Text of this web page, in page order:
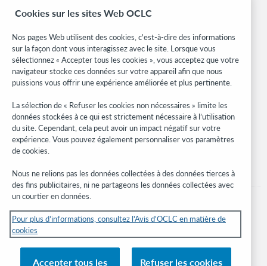
Formats bibliographiques
Research
WebJunction
Réseau des développeurs
Soyez informé
Recevez les dernières nouvelles sur les produits et services, des
études, des événements, et plus.
© 2026 OCLC
Cookies sur les sites Web OCLC
Nos pages Web utilisent des cookies, c'est-à-dire des informations
sur la façon dont vous interagissez avec le site. Lorsque vous
sélectionnez « Accepter tous les cookies », vous acceptez que votre
navigateur stocke ces données sur votre appareil afin que nous
puissions vous offrir une expérience améliorée et plus pertinente.
La sélection de « Refuser les cookies non nécessaires » limite les
données stockées à ce qui est strictement nécessaire à l’utilisation
du site. Cependant, cela peut avoir un impact négatif sur votre
expérience. Vous pouvez également personnaliser vos paramètres
de cookies.
Nous ne relions pas les données collectées à des données tierces à
des fins publicitaires, ni ne partageons les données collectées avec
un courtier en données.
Pour plus d’informations, consultez l'Avis d'OCLC en matière de
cookies
Accepter tous les Refuser les cookies